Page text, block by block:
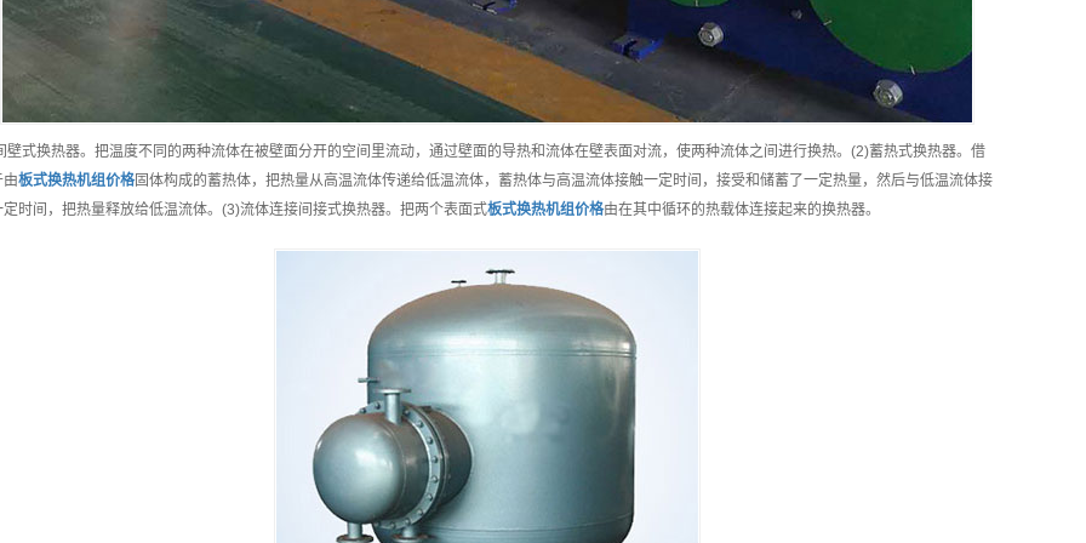
壁式换热器。把温度不同的两种流体在被壁面分开的空间里流动，通过壁面的导热和流体在壁表面对流，使两种流体之间进行换热。(2)蓄热式换热器。借
由板式换热机组价格固体构成的蓄热体，把热量从高温流体传递给低温流体，蓄热体与高温流体接触一定时间，接受和储蓄了一定热量，然后与低温流体接
定时间，把热量释放给低温流体。(3)流体连接间接式换热器。把两个表面式板式换热机组价格由在其中循环的热载体连接起来的换热器。